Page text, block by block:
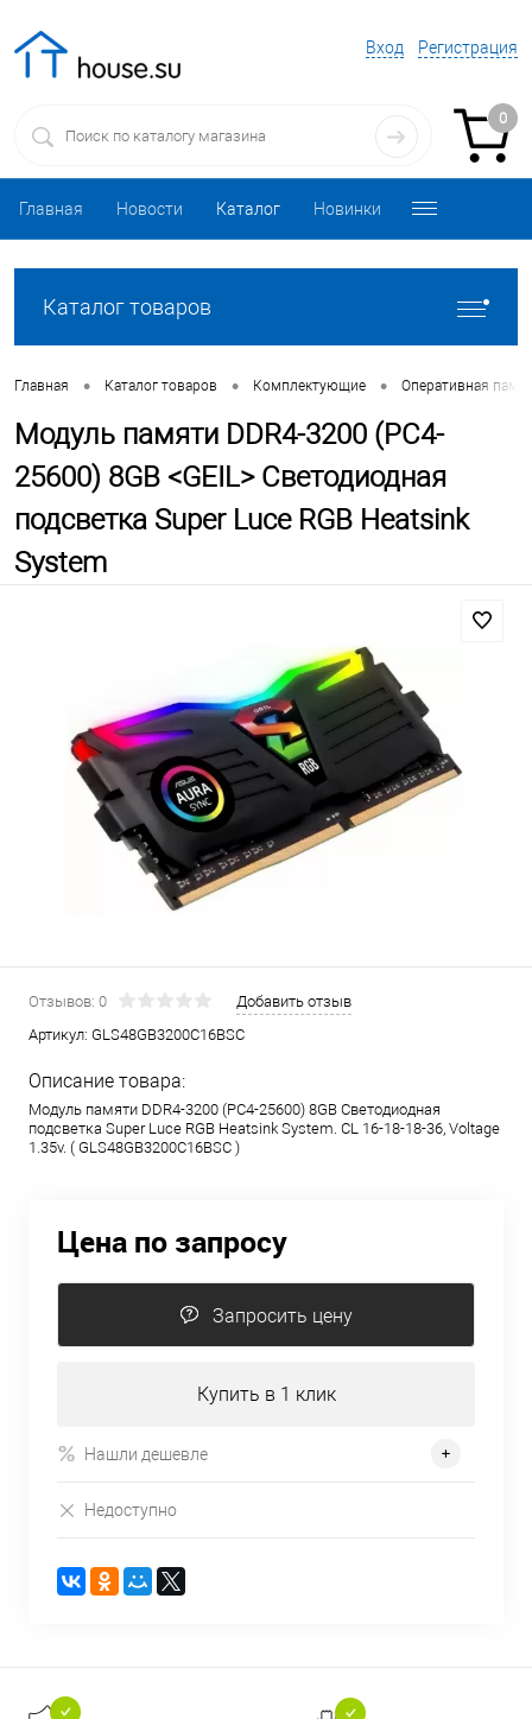
Вход Регистрация
0
Главная Новости Каталог Новинки
Каталог товаров
Главная • Каталог товаров • Комплектующие • Оперативная
Модуль памяти DDR4-3200 (PC4-
25600) 8GB <GEIL> Светодиодная
подсветка Super Luce RGB Heatsink
System
Отзывов: 0
Добавить отзыв
Артикул: GLS48GB3200C16BSC
Описание товара:
Модуль памяти DDR4-3200 (PC4-25600) 8GB Светодиодная
подсветка Super Luce RGB Heatsink System. CL 16-18-18-36, Voltage
1.35v. ( GLS48GB3200C16BSC )
Цена по запросу
Запросить цену
Купить в 1 клик
Нашли дешевле
Недоступно